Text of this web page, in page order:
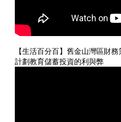
【生活百分百】舊金山灣區財
計劃教育儲蓄投資的利與弊